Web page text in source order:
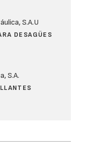
S.A.U
DESAGÜES
S.A.